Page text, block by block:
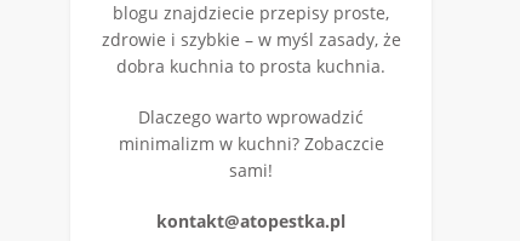
blogu znajdziecie przepisy proste,
zdrowie i szybkie – w myśl zasady, że
dobra kuchnia to prosta kuchnia.
Dlaczego warto wprowadzić
minimalizm w kuchni? Zobaczcie
sami!
kontakt@atopestka.pl